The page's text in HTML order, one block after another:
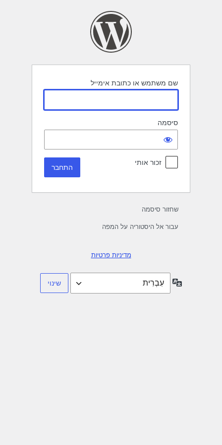
שם משתמש או כתובת אימייל
סיסמה
זכור אותי
שחזור סיסמה
עבור אל היסטוריה על המפה
מדיניות פרטיות
שפה